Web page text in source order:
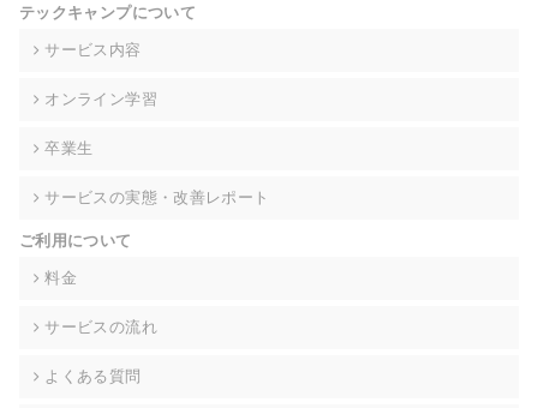
高い委託先を選定し、個人情報の適正管理・機密保持について
個人情報の開示等(利用目的の通知、開示、内容の訂正・追加・
て、下記の当社問合わせ窓口に申し出ることができます。その
的な期間内に対応いたします。ただし、申請が本人確認が不可
により、ご希望に添えない場合があります。 なお、アクセスロ
グなどの個人情報以外の情報については、原則として開示等は
株式会社div 個人情報問合せ窓口
テックキャンプについて
サービス内容
オンライン学習
卒業生
サービスの実態・改善レポート
ご利用について
料金
サービスの流れ
よくある質問